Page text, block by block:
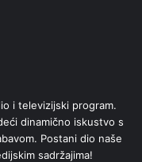
i televizijski program.
dinamično iskustvo s
Postani dio naše
sadržajima!